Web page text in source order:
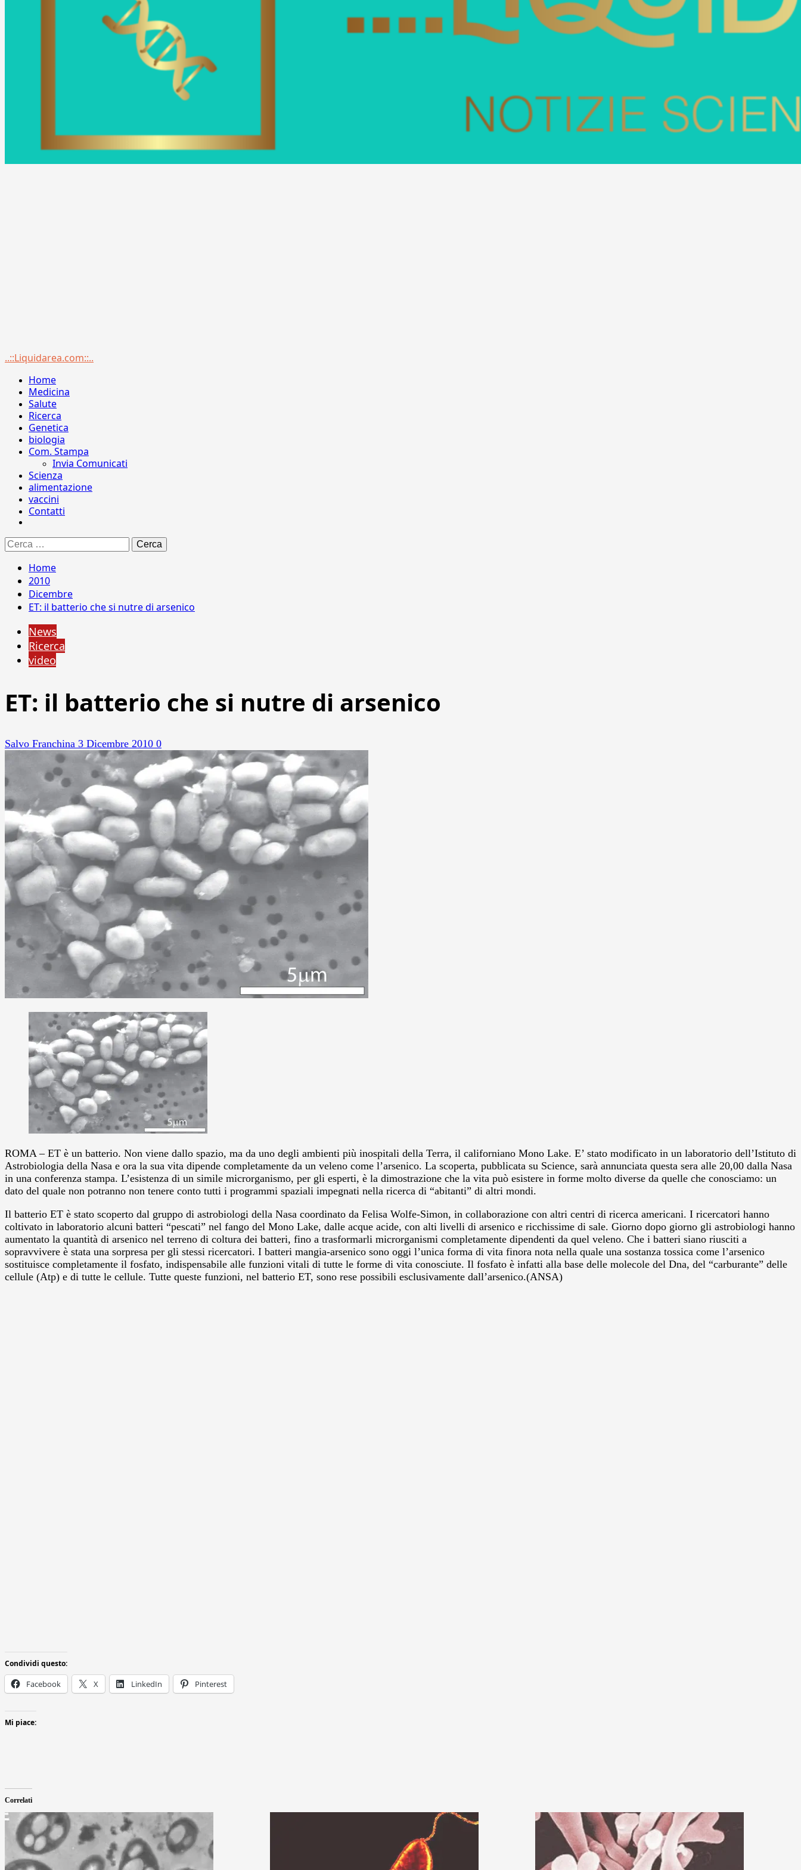
Menu
..::Liquidarea.com::..
Home
Medicina
Salute
Ricerca
Genetica
biologia
Com. Stampa
Invia Comunicati
Scienza
alimentazione
vaccini
Contatti
Ricerca
per:
Home
2010
Dicembre
ET: il batterio che si nutre di arsenico
News
Ricerca
video
ET: il batterio che si nutre di arsenico
Salvo Franchina 3 Dicembre 2010 0
ROMA – ET è un batterio. Non viene dallo spazio, ma da uno degli ambienti più inospitali della Terra, il californiano Mono Lake. E’ stato modificato in un laboratorio dell’Istituto di
Astrobiologia della Nasa e ora la sua vita dipende completamente da un veleno come l’arsenico. La scoperta, pubblicata su Science, sarà annunciata questa sera alle 20,00 dalla Nasa
in una conferenza stampa. L’esistenza di un simile microrganismo, per gli esperti, è la dimostrazione che la vita può esistere in forme molto diverse da quelle che conosciamo: un
dato del quale non potranno non tenere conto tutti i programmi spaziali impegnati nella ricerca di “abitanti” di altri mondi.
Il batterio ET è stato scoperto dal gruppo di astrobiologi della Nasa coordinato da Felisa Wolfe-Simon, in collaborazione con altri centri di ricerca americani. I ricercatori hanno
coltivato in laboratorio alcuni batteri “pescati” nel fango del Mono Lake, dalle acque acide, con alti livelli di arsenico e ricchissime di sale. Giorno dopo giorno gli astrobiologi hanno
aumentato la quantità di arsenico nel terreno di coltura dei batteri, fino a trasformarli microrganismi completamente dipendenti da quel veleno. Che i batteri siano riusciti a
sopravvivere è stata una sorpresa per gli stessi ricercatori. I batteri mangia-arsenico sono oggi l’unica forma di vita finora nota nella quale una sostanza tossica come l’arsenico
sostituisce completamente il fosfato, indispensabile alle funzioni vitali di tutte le forme di vita conosciute. Il fosfato è infatti alla base delle molecole del Dna, del “carburante” delle
cellule (Atp) e di tutte le cellule. Tutte queste funzioni, nel batterio ET, sono rese possibili esclusivamente dall’arsenico.(ANSA)
Condividi questo:
Facebook X LinkedIn Pinterest
Mi piace:
Correlati